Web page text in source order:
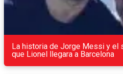
La historia de Jorge Messi y el
que Lionel llegara a Barcelona